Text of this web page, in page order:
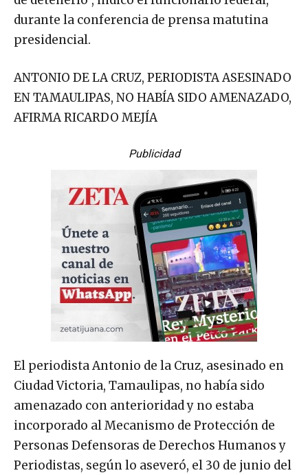
durante la conferencia de prensa matutina
presidencial.
ANTONIO DE LA CRUZ, PERIODISTA ASESINADO
EN TAMAULIPAS, NO HABÍA SIDO AMENAZADO,
AFIRMA RICARDO MEJÍA
Publicidad
El periodista Antonio de la Cruz, asesinado en
Ciudad Victoria, Tamaulipas, no había sido
amenazado con anterioridad y no estaba
incorporado al Mecanismo de Protección de
Personas Defensoras de Derechos Humanos y
Periodistas, según lo aseveró, el 30 de junio del